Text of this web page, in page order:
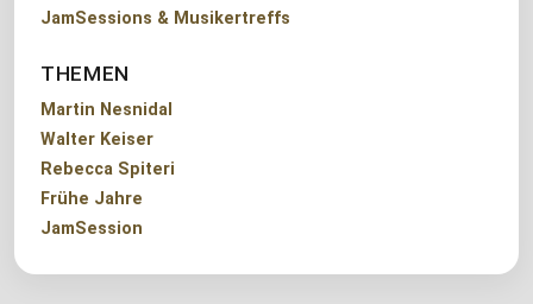
JamSessions & Musikertreffs
THEMEN
Martin Nesnidal
Walter Keiser
Rebecca Spiteri
Frühe Jahre
JamSession